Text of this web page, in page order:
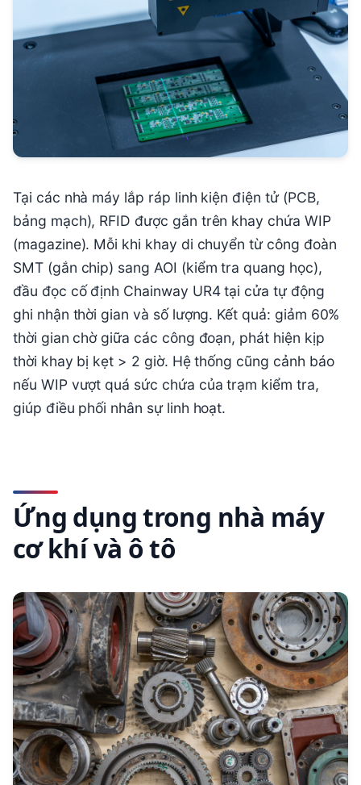
Tại các nhà máy lắp ráp linh kiện điện tử (PCB,
bảng mạch), RFID được gắn trên khay chứa WIP
(magazine). Mỗi khi khay di chuyển từ công đoàn
SMT (gắn chip) sang AOI (kiểm tra quang học),
đầu đọc cố định Chainway UR4 tại cửa tự động
ghi nhận thời gian và số lượng. Kết quả: giảm 60%
thời gian chờ giữa các công đoạn, phát hiện kịp
thời khay bị kẹt > 2 giờ. Hệ thống cũng cảnh báo
nếu WIP vượt quá sức chứa của trạm kiểm tra,
giúp điều phối nhân sự linh hoạt.
Ứng dụng trong nhà máy
cơ khí và ô tô